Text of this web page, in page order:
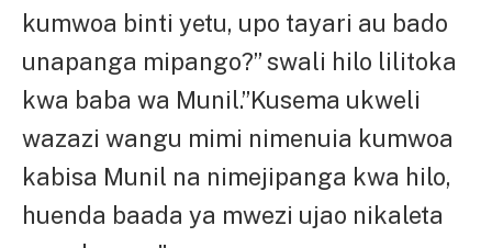
kumwoa binti yetu, upo tayari au bado
unapanga mipango?” swali hilo lilitoka
kwa baba wa Munil.”Kusema ukweli
wazazi wangu mimi nimenuia kumwoa
kabisa Munil na nimejipanga kwa hilo,
huenda baada ya mwezi ujao nikaleta